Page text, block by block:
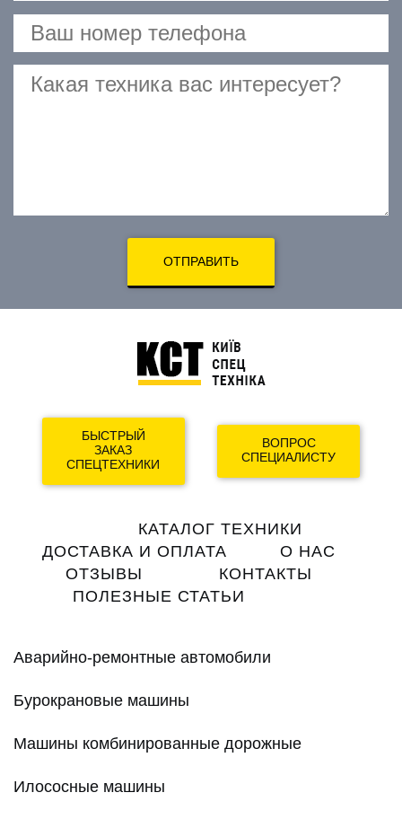
ОТПРАВИТЬ
БЫСТРЫЙ
ЗАКАЗ
СПЕЦТЕХНИКИ
ВОПРОС
СПЕЦИАЛИСТУ
navigation
КАТАЛОГ ТЕХНИКИ
ДОСТАВКА И ОПЛАТА
О НАС
ОТЗЫВЫ
КОНТАКТЫ
ПОЛЕЗНЫЕ СТАТЬИ
Аварийно-ремонтные автомобили
Бурокрановые машины
Машины комбинированные дорожные
Илососные машины